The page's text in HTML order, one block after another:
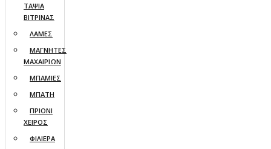
ΤΑΨΙΑ
ΒΙΤΡΙΝΑΣ
ΛΑΜΕΣ
ΜΑΓΝΗΤΕΣ
ΜΑΧΑΙΡΙΩΝ
ΜΠΑΜΙΕΣ
ΜΠΑΤΗ
ΠΡΙΟΝΙ
ΧΕΙΡΟΣ
ΦΙΛΙΕΡΑ